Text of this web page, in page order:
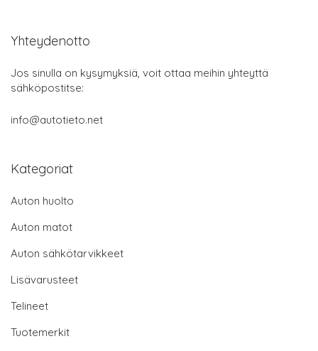
Yhteydenotto
Jos sinulla on kysymyksiä, voit ottaa meihin yhteyttä
sähköpostitse:
info@autotieto.net
Kategoriat
Auton huolto
Auton matot
Auton sähkötarvikkeet
Lisävarusteet
Telineet
Tuotemerkit